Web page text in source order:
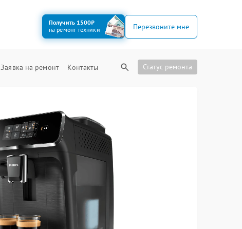
Получить 1500₽
на ремонт техники
Перезвоните мне
Заявка на ремонт Контакты Статус ремонта